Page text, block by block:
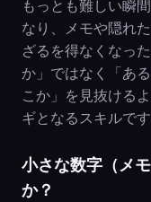
もっとも難しい瞬
なり、メモや隠れ
ざるを得なくなっ
か」ではなく「あ
こか」を見抜ける
ギとなるスキルです
小さな数字（メ
か？